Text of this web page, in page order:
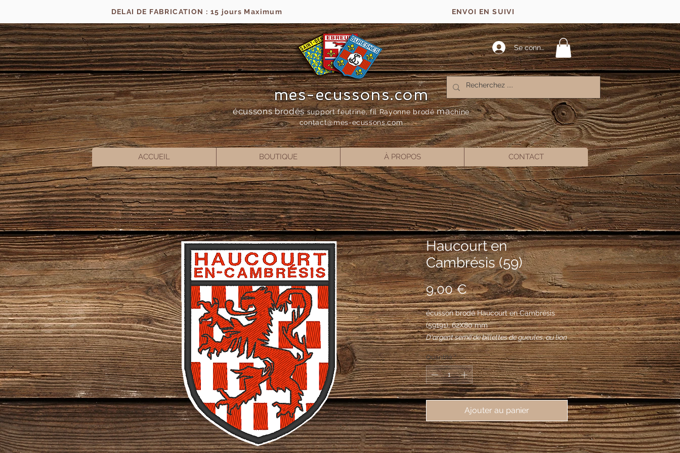
DELAI DE FABRICATION : 15 jours Maximum ENVOI EN SUIVI
Se connecter
mes-ecussons.com
écussons brodés support feutrine, fil Rayonne brodémachine
contact@mes-ecussons.com
ACCUEIL BOUTIQUE À PROPOS CONTACT
Haucourt en
Cambrésis (59)
9,00 €Prix
écusson brodé Haucourt en Cambrésis
(59191), 62X80 mm
D'argent semé de billettes de gueules, au lion
du même brochant.
Quantité *
Ajouter au panier